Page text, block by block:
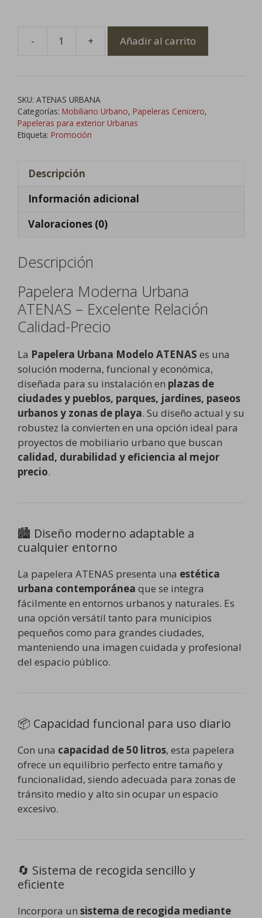
-
Papelera
cantidad
+ Añadir al carrito
SKU: ATENAS URBANA
Categorías: Mobiliario Urbano, Papeleras Cenicero,
Papeleras para exterior Urbanas
Etiqueta: Promoción
Descripción
Información adicional
Valoraciones (0)
Descripción
Papelera Moderna Urbana
ATENAS – Excelente Relación
Calidad-Precio
La Papelera Urbana Modelo ATENAS es una
solución moderna, funcional y económica,
diseñada para su instalación en plazas de
ciudades y pueblos, parques, jardines, paseos
urbanos y zonas de playa. Su diseño actual y su
robustez la convierten en una opción ideal para
proyectos de mobiliario urbano que buscan
calidad, durabilidad y eficiencia al mejor
precio.
🏙️ Diseño moderno adaptable a
cualquier entorno
La papelera ATENAS presenta una estética
urbana contemporánea que se integra
fácilmente en entornos urbanos y naturales. Es
una opción versátil tanto para municipios
pequeños como para grandes ciudades,
manteniendo una imagen cuidada y profesional
del espacio público.
📦 Capacidad funcional para uso diario
Con una capacidad de 50 litros, esta papelera
ofrece un equilibrio perfecto entre tamaño y
funcionalidad, siendo adecuada para zonas de
tránsito medio y alto sin ocupar un espacio
excesivo.
🔄 Sistema de recogida sencillo y
eficiente
Incorpora un sistema de recogida mediante